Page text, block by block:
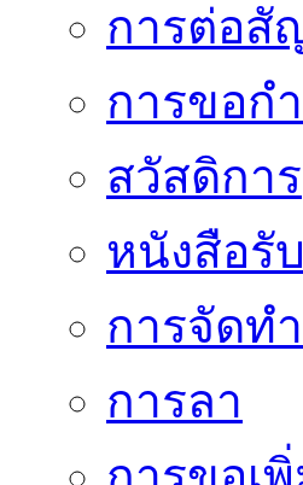
การต่อสั
การขอก
สวัสดิการ
หนังสือรั
การจัดท
การลา